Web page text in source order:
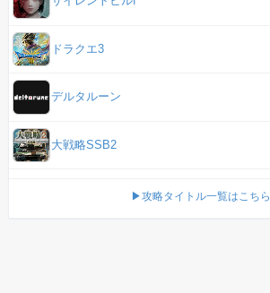
ドラクエ3
デルタルーン
大戦略SSB2
▶攻略タイトル一覧はこちら